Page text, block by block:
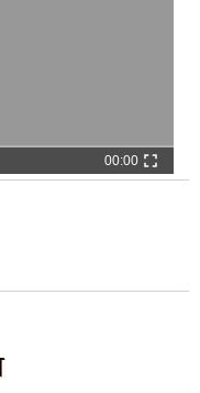
00:00